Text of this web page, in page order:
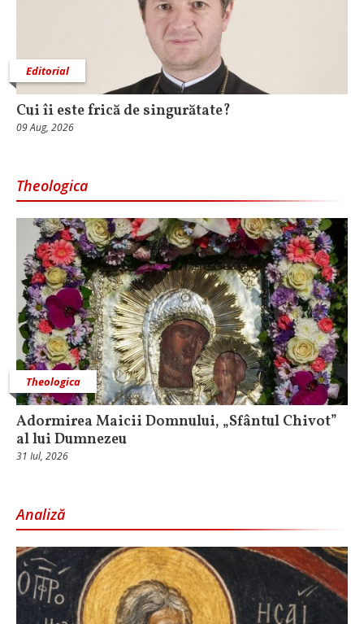
Editorial
Cui îi este frică de singurătate?
09 Aug, 2026
Theologica
Theologica
Adormirea Maicii Domnului, „Sfântul Chivot”
al lui Dumnezeu
31 Iul, 2026
Analiză